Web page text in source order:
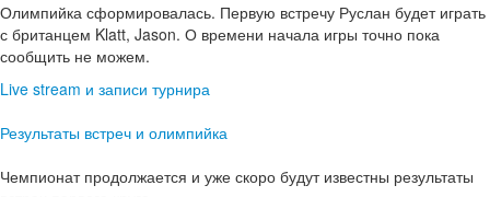
Олимпийка сформировалась. Первую встречу Руслан будет играть
с британцем Klatt, Jason. О времени начала игры точно пока
сообщить не можем.
Live stream и записи турнира
Результаты встреч и олимпийка
Чемпионат продолжается и уже скоро будут известны результаты